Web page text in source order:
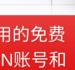
的免费
账号和